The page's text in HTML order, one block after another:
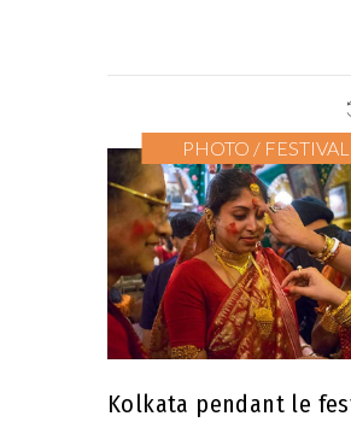
PHOTO / FESTIVAL
Kolkata pendant le